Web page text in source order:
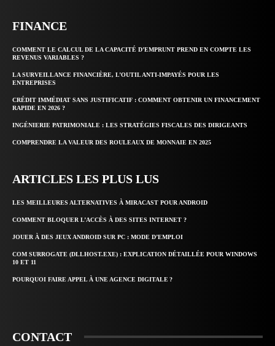
FINANCE
COMMENT LE CALCUL DE LA CAPACITÉ D’EMPRUNT PREND EN COMPTE LES
REVENUS VARIABLES ?
LA SURVEILLANCE FINANCIÈRE, L’OUTIL ANTI-IMPAYÉS POUR LES
ENTREPRISES
CRÉDIT IMMÉDIAT SANS JUSTIFICATIF : COMMENT OBTENIR UN FINANCEMENT
RAPIDE EN 2026 ?
INGÉNIERIE PATRIMONIALE : LES STRATÉGIES FISCALES DES DIRIGEANTS
COMPRENDRE LA VALEUR DES ROULEAUX DE MONNAIE EN 2025
ARTICLES LES PLUS LUS
LES MEILLEURES ALTERNATIVES À MIRACAST POUR ANDROID
COMMENT BLOQUER L’ACCÈS À DES SITES INTERNET ?
JOUER À DES JEUX ANDROID SUR PC : MODE D’EMPLOI
COM SURROGATE (DLLHOST.EXE) : EXPLICATION DÉTAILLÉE POUR WINDOWS
10 ET 11
POURQUOI FAIRE APPEL À UNE AGENCE DIGITALE ?
CONTACT